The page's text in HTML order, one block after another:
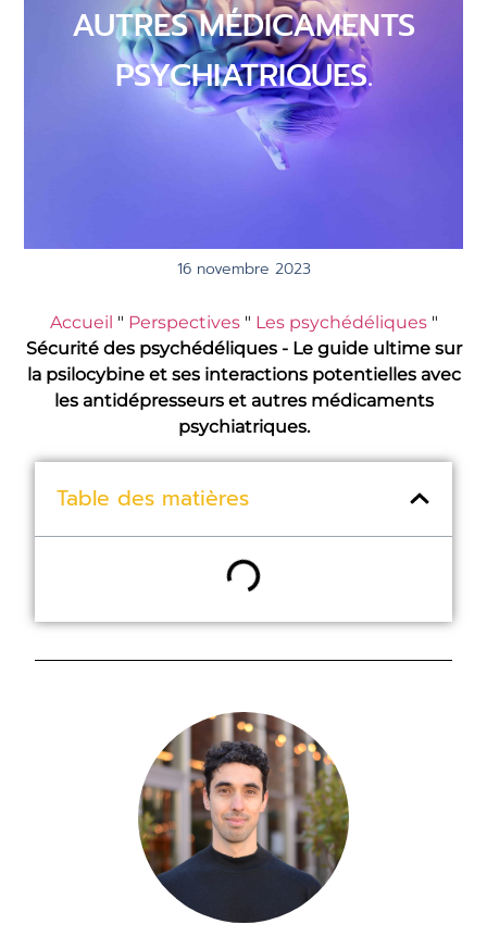
AUTRES MÉDICAMENTS
PSYCHIATRIQUES.
16 novembre 2023
Accueil " Perspectives" Les psychédéliques"
Sécurité des psychédéliques - Le guide ultime sur
la psilocybine et ses interactions potentielles avec
les antidépresseurs et autres médicaments
psychiatriques.
Table des matières